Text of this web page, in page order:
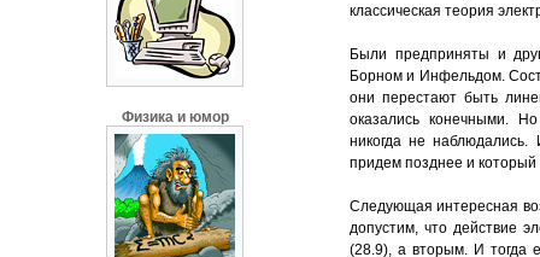
Физика и юмор
классическая теория
Были предприняты и
Борном и Инфельдом.
они перестают быть
оказались конечными.
никогда не
придем позднее и
Следующая интересная
допустим, что действие
(28.9), а вторым. И тогда